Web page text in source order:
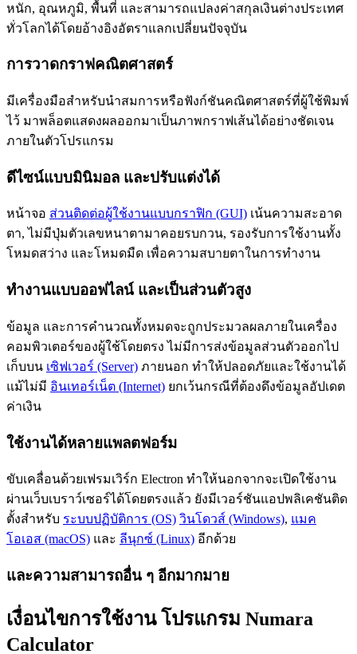
หนัก, อุณหภูมิ, พื้นที่ และสามารถแปลงค่าสกุลเงินต่างประเทศ
ทั่วโลกได้โดยอ้างอิงอัตราแลกเปลี่ยนปัจจุบัน
การวาดกราฟคณิตศาสตร์
มีเครื่องมือสำหรับนำสมการหรือฟังก์ชันคณิตศาสตร์ที่ผู้ใช้พิมพ์
ไว้ มาพล็อตแสดงผลออกมาเป็นภาพกราฟเส้นได้อย่างชัดเจน
ภายในตัวโปรแกรม
ดีไซน์แบบมินิมอล และปรับแต่งได้
หน้าจอ ส่วนติดต่อผู้ใช้งานแบบกราฟิก (GUI) เน้นความสะอาด
ตา, ไม่มีปุ่มตัวเลขหนาตามาคอยรบกวน, รองรับการใช้งานทั้ง
โหมดสว่าง และโหมดมืด เพื่อความสบายตาในการทำงาน
ทำงานแบบออฟไลน์ และเป็นส่วนตัวสูง
ข้อมูล และการคำนวณทั้งหมดจะถูกประมวลผลภายในเครื่อง
คอมพิวเตอร์ของผู้ใช้โดยตรง ไม่มีการส่งข้อมูลส่วนตัวออกไป
เก็บบน เซิฟเวอร์ (Server) ภายนอก ทำให้ปลอดภัยและใช้งานได้
แม้ไม่มี อินเทอร์เน็ต (Internet) ยกเว้นกรณีที่ต้องดึงข้อมูลอัปเดต
ค่าเงิน
ใช้งานได้หลายแพลตฟอร์ม
ขับเคลื่อนด้วยเฟรมเวิร์ก Electron ทำให้นอกจากจะเปิดใช้งาน
ผ่านเว็บเบราว์เซอร์ได้โดยตรงแล้ว ยังมีเวอร์ชันแอปพลิเคชันติด
ตั้งสำหรับ ระบบปฏิบัติการ (OS) วินโดวส์ (Windows), แมค
โอเอส (macOS) และ ลีนุกซ์ (Linux) อีกด้วย
และความสามารถอื่น ๆ อีกมากมาย
เงื่อนไขการใช้งาน โปรแกรม Numara
Calculator